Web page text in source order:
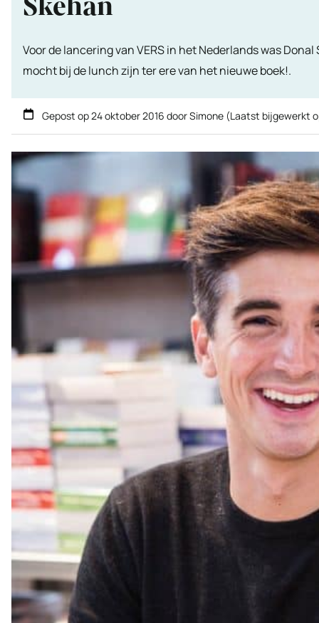
Voor de lancering van VERS in het Nederlands was
mocht bij de lunch zijn ter ere van het nieuwe boek!.
Gepost op24 oktober 2016 doorSimone (Laatst bijgewerkt